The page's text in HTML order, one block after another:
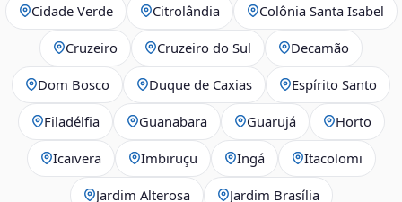
Cidade Verde Citrolândia Colônia Santa Isabel
Cruzeiro Cruzeiro do Sul Decamão
Dom Bosco Duque de Caxias Espírito Santo
Filadélfia Guanabara Guarujá Horto
Icaivera Imbiruçu Ingá Itacolomi
Jardim Alterosa Jardim Brasília